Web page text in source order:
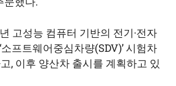
고성능 컴퓨터 기반의 전기·전자
프트웨어중심차량(SDV)’ 시험차
, 이후 양산차 출시를 계획하고 있